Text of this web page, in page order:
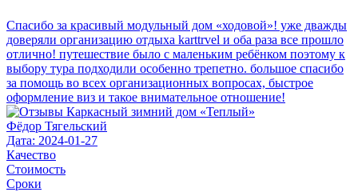
Спасибо за красивый модульный дом «ходовой»! уже дважды
доверяли организацию отдыха karttrvel и оба раза все прошло
отлично! путешествие было с маленьким ребёнком поэтому к
выбору тура подходили особенно трепетно. большое спасибо
за помощь во всех организационных вопросах, быстрое
оформление виз и такое внимательное отношение!
Фёдор Тягельский
Дата: 2024-01-27
Качество
Стоимость
Сроки